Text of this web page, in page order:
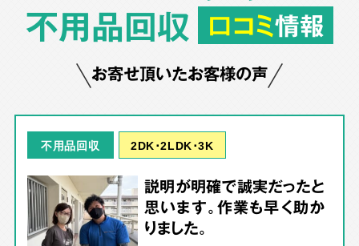
不用品回収 口コミ情報
お寄せ頂いたお客様の声
不用品回収 2DK･2LDK･3K
説明が明確で誠実だったと
思います。作業も早く助か
りました。